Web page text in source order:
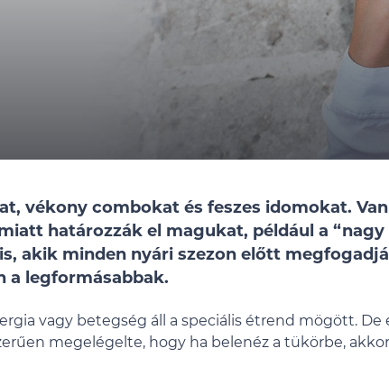
vékony combokat és feszes idomokat.
határozzák el magukat, például a “nagy
akik minden nyári szezon előtt
a legformásabbak.
vagy betegség áll a speciális étrend mögött. De
megelégelte, hogy ha belenéz a tükörbe,